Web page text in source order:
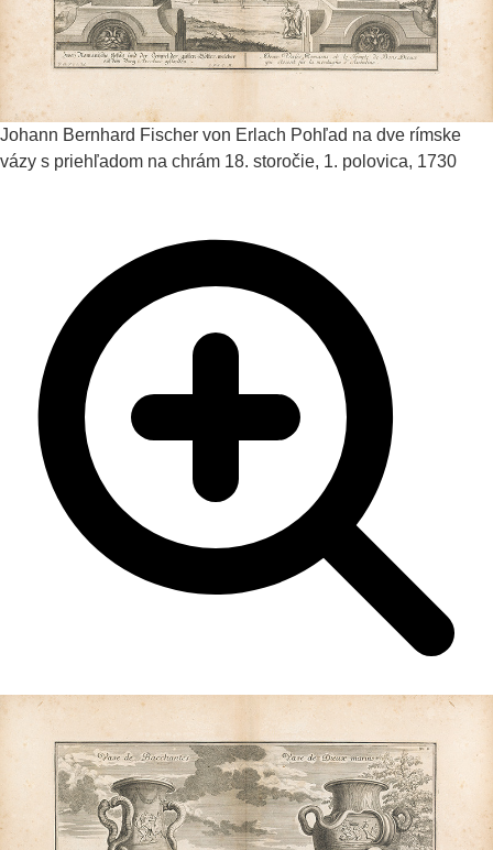
Johann Bernhard Fischer von Erlach Pohľad na dve rímske
vázy s priehľadom na chrám 18. storočie, 1. polovica, 1730